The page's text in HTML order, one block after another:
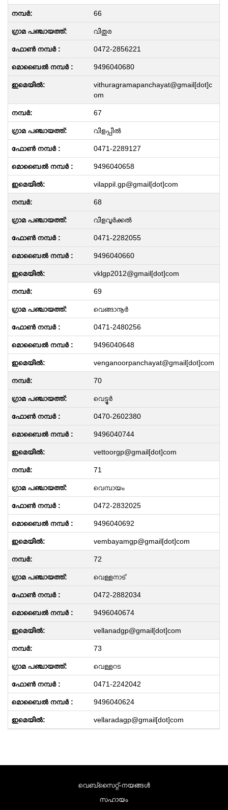
66
വിതുര
0472-2856221
9496040680
vithuragramapanchayat@gmail[dot]c
om
67
വിളപ്പിൽ
0471-2289127
9496040658
vilappil.gp@gmail[dot]com
68
വിളവൂർക്കൽ
0471-2282055
9496040660
vklgp2012@gmail[dot]com
69
വെങ്ങാനൂർ
0471-2480256
9496040648
venganoorpanchayat@gmail[dot]com
70
വെട്ടൂർ
0470-2602380
9496040744
vettoorgp@gmail[dot]com
71
വെമ്പായം
0472-2832025
9496040692
vembayamgp@gmail[dot]com
72
വെള്ളനാട്
0472-2882034
9496040674
vellanadgp@gmail[dot]com
73
വെള്ളറട
0471-2242042
9496040624
vellaradagp@gmail[dot]com
വെബ്സൈറ്റ്-നയങ്ങള്‍
സഹായം